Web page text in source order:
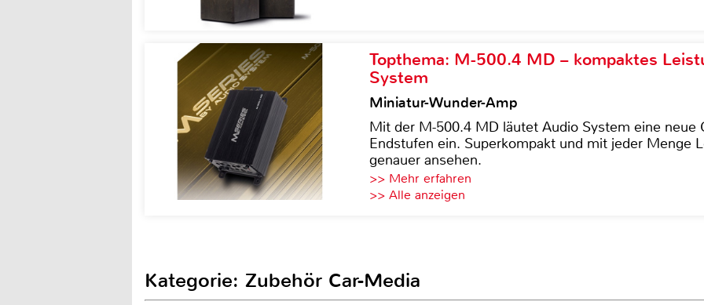
Topthema: M-500.4 MD – kompaktes
System
Miniatur-Wunder-Amp
Mit der M-500.4 MD läutet Audio System eine neue
Endstufen ein. Superkompakt und mit jeder Menge
genauer ansehen.
>> Mehr erfahren
>> Alle anzeigen
Kategorie: Zubehör Car-Media